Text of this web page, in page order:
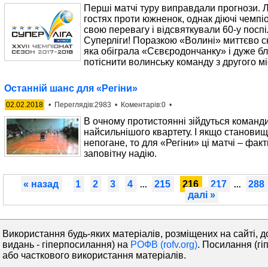
Перші матчі туру виправдали прогнози.
гостях проти южненок, однак діючі
свою перевагу і відсвяткували 60-у
Суперліги! Поразкою «Волині» миттєво
яка обіграла «Сєвєродончанку» і дуже
потіснити волинську команду з другого
Останній шанс для «Регіни»
02.02.2018 • Переглядів:2983 • Коментарів:0 •
В очному протистоянні зійдуться
найсильнішого квартету. І якщо
непогане, то для «Регіни» ці матчі –
заповітну надію.
« назад 1 2 3 4 ... 215 216 217 ...
288
далі »
Використання будь-яких матеріалів, розміщених на сайті,
видань - гіперпосилання) на РОФВ (rofv.org). Посилання
або часткового використання матеріалів.